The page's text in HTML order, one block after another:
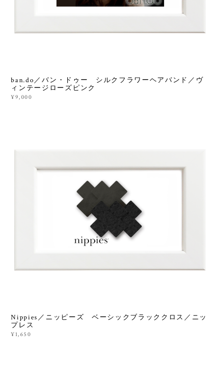
ban.do／バン・ドゥー シルクフラワーヘアバンド／ヴ
ィンテージローズピンク
¥9,000
Nippies／ニッピーズ ベーシックブラッククロス／ニッ
プレス
¥1,650